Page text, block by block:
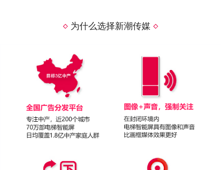
为什么选择新潮传媒